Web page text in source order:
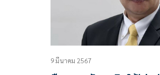
9 มีนาคม 2567